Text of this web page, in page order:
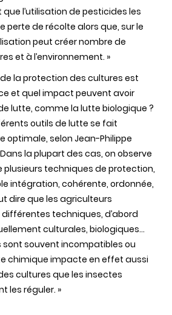
l’utilisation de pesticides les
perte de récolte alors que, sur le
peut créer nombre de
et à l’environnement. »
la protection des cultures est
et quel impact peuvent avoir
lutte, comme la lutte biologique ?
outils de lutte se fait
optimale, selon Jean-Philippe
Dans la plupart des cas, on observe
plusieurs techniques de protection,
intégration, cohérente, ordonnée,
dire que les agriculteurs
techniques, d’abord
culturales, biologiques...
souvent incompatibles ou
chimique impacte en effet aussi
cultures que les insectes
les réguler. »